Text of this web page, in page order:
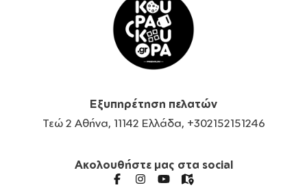
Εξυπηρέτηση πελατών
Τεώ 2 Αθήνα, 11142 Ελλάδα, +302152151246
Ακολουθήστε μας στα social